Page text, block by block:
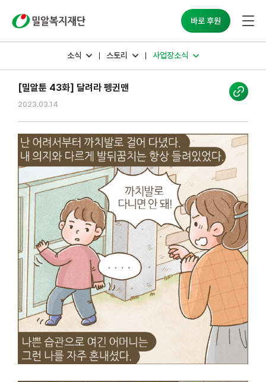
바로 후원
소식 스토리 사업장소식
[밀알툰 43화] 달려라 펭귄맨
2023.03.14